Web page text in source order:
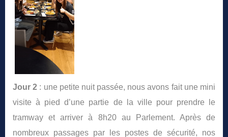
Jour 2 : une petite nuit passée, nous avons fait une mini
visite à pied d’une partie de la ville pour prendre le
tramway et arriver à 8h20 au Parlement. Après de
nombreux passages par les postes de sécurité, nos